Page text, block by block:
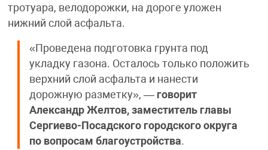
тротуара, велодорожки, на дороге уложен
нижний слой асфальта.
«Проведена подготовка грунта под
укладку газона. Осталось только положить
верхний слой асфальта и нанести
дорожную разметку», — говорит
Александр Желтов, заместитель главы
Сергиево-Посадского городского округа
по вопросам благоустройства.